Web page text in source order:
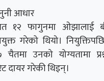
आधार
१२ फागुनमा ओझालाई
गरेको थियो।
उनको योग्यतामा
दायर गरेकी थिइन्।